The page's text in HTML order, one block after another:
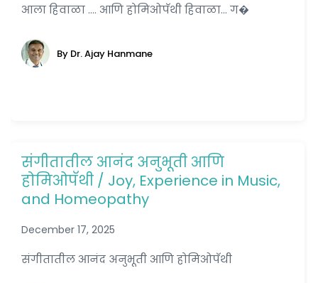
आला हिवाळा .... आणि होमिओपॅथी हिवाळा... ग�
By Dr. Ajay Hanmane
संगीतातील आनंद अनुभूती आणि
होमिओपॅथी / Joy, Experience in Music,
and Homeopathy
December 17, 2025
संगीतातील आनंद अनुभूती आणि होमिओपॅथी